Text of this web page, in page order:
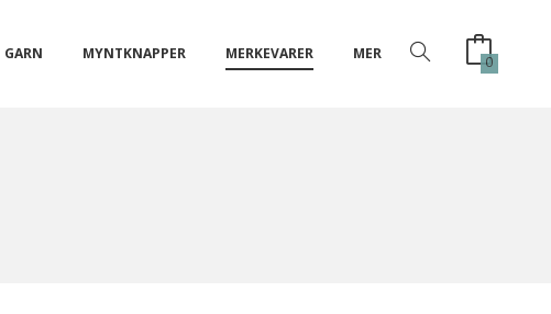
GARN MYNTKNAPPER MERKEVARER MER 0